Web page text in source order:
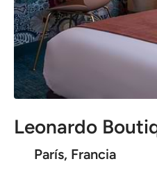
Leonardo
París, Francia